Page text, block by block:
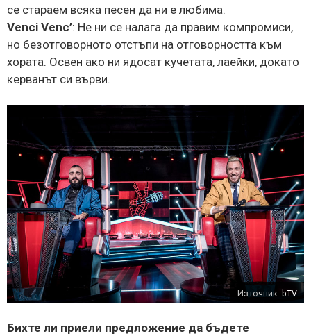
се стараем всяка песен да ни е любима.
Venci Venc’: Не ни се налага да правим компромиси,
но безотговорното отстъпи на отговорността към
хората. Освен ако ни ядосат кучетата, лаейки, докато
керванът си върви.
Източник: bTV
Бихте ли приели предложение да бъдете